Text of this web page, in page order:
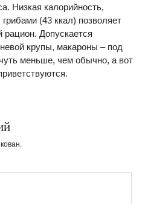
Низкая калорийность,
(43 ккал) позволяет
рацион. Допускается
крупы, макароны – под
меньше, чем обычно, а вот